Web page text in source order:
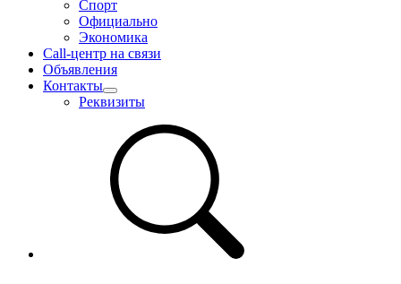
Спорт
Официально
Экономика
Call-центр на связи
Объявления
Контакты
Реквизиты